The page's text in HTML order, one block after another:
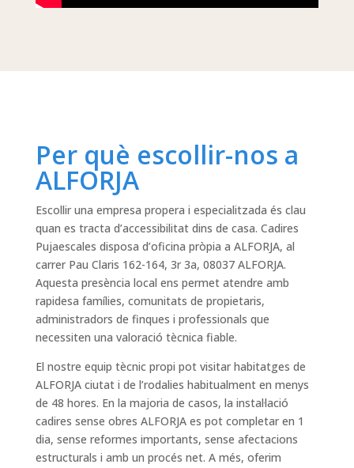
Per què escollir-nos a
ALFORJA
Escollir una empresa propera i especialitzada és clau
quan es tracta d’accessibilitat dins de casa. Cadires
Pujaescales disposa d’oficina pròpia a ALFORJA, al
carrer Pau Claris 162-164, 3r 3a, 08037 ALFORJA.
Aquesta presència local ens permet atendre amb
rapidesa famílies, comunitats de propietaris,
administradors de finques i professionals que
necessiten una valoració tècnica fiable.
El nostre equip tècnic propi pot visitar habitatges de
ALFORJA ciutat i de l’rodalies habitualment en menys
de 48 hores. En la majoria de casos, la instal·lació
cadires sense obres ALFORJA es pot completar en 1
dia, sense reformes importants, sense afectacions
estructurals i amb un procés net. A més, oferim